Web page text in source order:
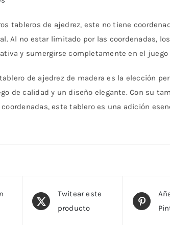
tableros de ajedrez, este no tiene
Al no estar limitado por las coordenadas,
y sumergirse completamente en el
de ajedrez de madera es la elección
de calidad y un diseño elegante. Con su
este tablero es una adición
Twitear este
producto